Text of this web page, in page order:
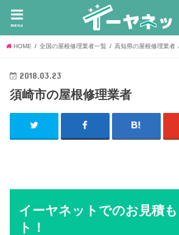
menu
HOME 全国の屋根修理業者一覧 高知県の屋根修理業者
2018.03.23
須崎市の屋根修理業者
イーヤネットでのお見積
ト！